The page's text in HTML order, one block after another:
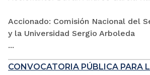
Accionado: Comisión Nacional del
y la Universidad Sergio Arboleda
...
CONVOCATORIA PÚBLICA PARA